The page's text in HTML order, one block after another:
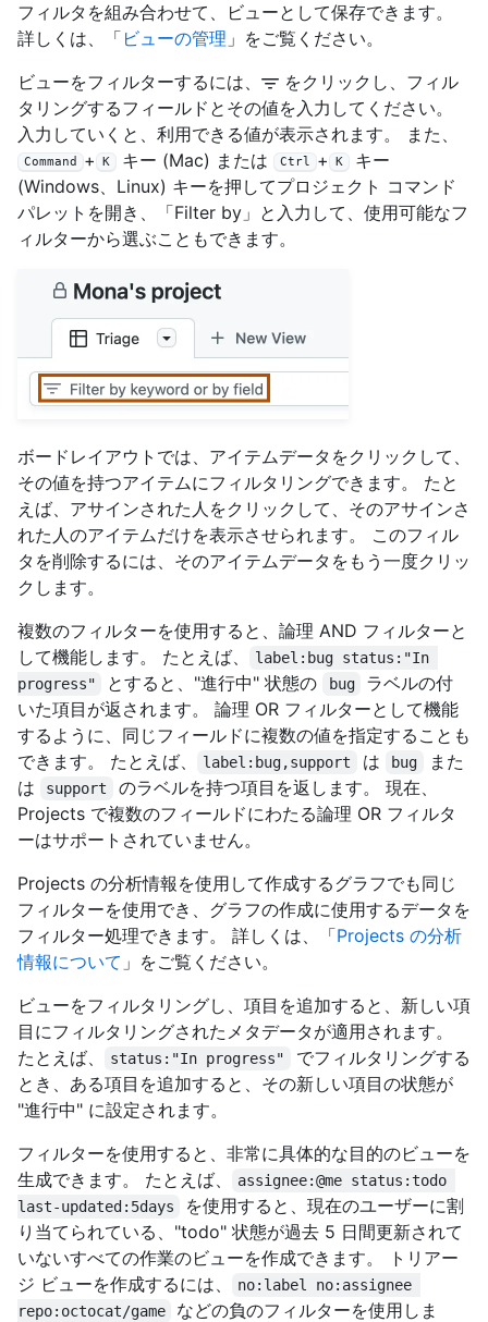
フィルタを組み合わせて、ビューとして保存できます。
詳しくは、「 ビューの管理 」をご覧ください。
ビューをフィルターするには、
をクリックし、フィル
タリングするフィールドとその値を入力してください。
入力していくと、利用できる値が表示されます。 また、
Command + K キー (Mac) または Ctrl + K
キー
(Windows、Linux) キーを押してプロジェクト コマンド
パレットを開き、「Filter by」と入力して、使用可能なフ
ィルターから選ぶこともできます。
ボードレイアウトでは、アイテムデータをクリックして、
その値を持つアイテムにフィルタリングできます。 たと
えば、アサインされた人をクリックして、そのアサインさ
れた人のアイテムだけを表示させられます。 このフィル
タを削除するには、そのアイテムデータをもう一度クリッ
クします。
複数のフィルターを使用すると、論理 AND フィルターと
して機能します。 たとえば、
label:bug status:"In
progress"
とすると、"進行中" 状態の bug
ラベルの付
いた項目が返されます。 論理 OR フィルターとして機能
するように、同じフィールドに複数の値を指定することも
できます。 たとえば、
label:bug,support は bug
また
は
support
のラベルを持つ項目を返します。 現在、
Projects で複数のフィールドにわたる論理 OR フィルタ
ーはサポートされていません。
Projects の分析情報を使用して作成するグラフでも同じ
フィルターを使用でき、グラフの作成に使用するデータを
フィルター処理できます。 詳しくは、「Projects の分析
情報について 」をご覧ください。
ビューをフィルタリングし、項目を追加すると、新しい項
目にフィルタリングされたメタデータが適用されます。
たとえば、
status:"In progress"
でフィルタリングする
とき、ある項目を追加すると、その新しい項目の状態が
"進行中" に設定されます。
フィルターを使用すると、非常に具体的な目的のビューを
生成できます。 たとえば、
assignee:@me status:todo
last-updated:5days
を使用すると、現在のユーザーに割
り当てられている、"todo" 状態が過去 5 日間更新されて
いないすべての作業のビューを作成できます。 トリアー
ジ ビューを作成するには、
no:label no:assignee
repo:octocat/game
などの負のフィルターを使用しま